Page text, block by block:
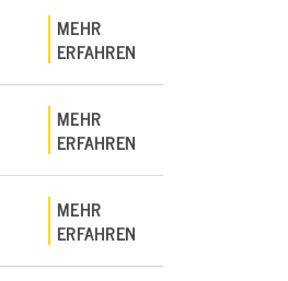
MEHR
ERFAHREN
MEHR
ERFAHREN
MEHR
ERFAHREN